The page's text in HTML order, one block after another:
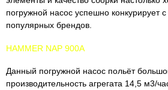
погружной насос успешно конкурирует
популярных брендов.
HAMMER NAP 900A
Данный погружной насос польёт
производительность агрегата 14,5 м3/